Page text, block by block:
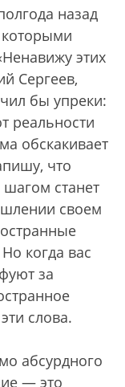
назад
этих
Сергеев,
бы упреки:
реальности
обскакивает
что
станет
своем
когда вас
за
слова.
абсурдного
— это